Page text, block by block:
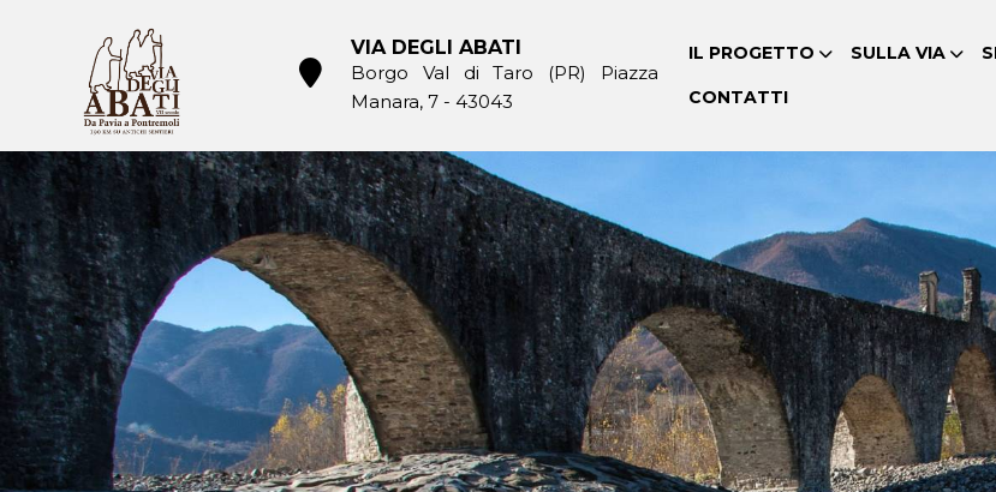
VIA DEGLI ABATI
Borgo Val di Taro (PR) Piazza
Manara, 7 - 43043
IL PROGETTO SULLA VIA
CONTATTI